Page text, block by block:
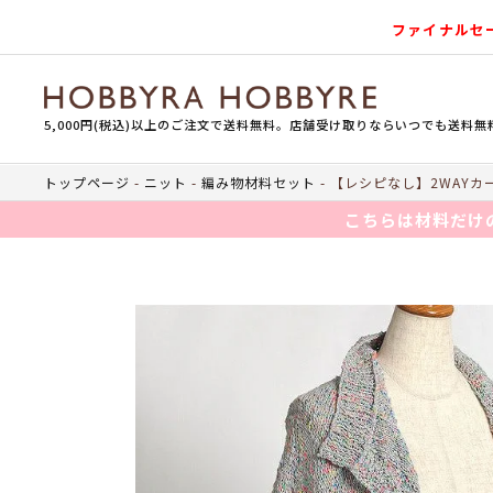
ファイナル
5,000円(税込)以上のご注文で送料無料。店舗受け取りならいつでも送料無
トップページ ニット 編み物材料セット 【レシピなし】2WAY
こちらは材料だ